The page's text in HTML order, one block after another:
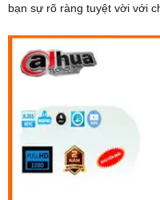
bạn sự rõ ràng tuyệt vời với